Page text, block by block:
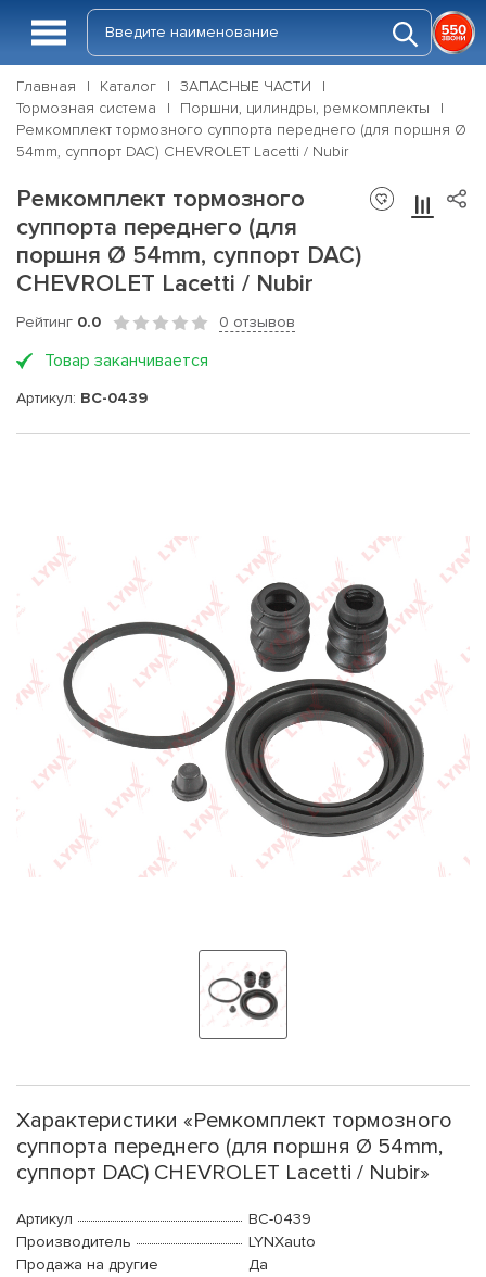
Главная Каталог
ЗАПАСНЫЕ ЧАСТИ
Тормозная система
Поршни, цилиндры, ремкомплекты
Ремкомплект тормозного суппорта переднего (для поршня Ø
54mm, суппорт DAC) CHEVROLET Lacetti / Nubir
Ремкомплект тормозного
суппорта переднего (для
поршня Ø 54mm, суппорт DAC)
CHEVROLET Lacetti / Nubir
Рейтинг 0.0 0 отзывов
Товар заканчивается
Артикул: BC-0439
Характеристики «Ремкомплект тормозного
суппорта переднего (для поршня Ø 54mm,
суппорт DAC) CHEVROLET Lacetti / Nubir»
Артикул
BC-0439
Производитель
LYNXauto
Продажа на другие
Да